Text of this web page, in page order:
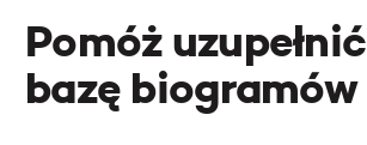
Pomóż uzupełnić
bazę biogramów